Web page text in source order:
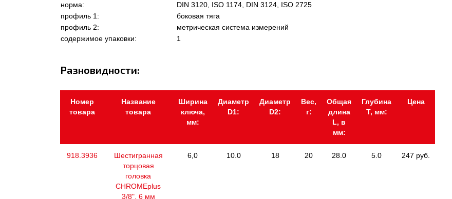
норма:
DIN 3120, ISO 1174, DIN 3124, ISO 2725
профиль 1:
боковая тяга
профиль 2:
метрическая система измерений
содержимое упаковки:
1
Разновидности:
Номер
товара
Название
товара
Ширина
ключа,
мм:
Диаметр
D1:
Диаметр
D2:
Вес,
г:
Общая
длина
L, в
мм:
Глубина
Т, мм:
Цена
918.3936
Шестигранная
торцовая
головка
CHROMEplus
3/8", 6 мм
6,0 10.0 18 20 28.0 5.0 247 руб.